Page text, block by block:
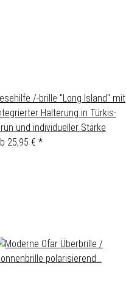
/-brille "Long Island" mit
Halterung in Türkis-
und individueller Stärke
25,95 € *